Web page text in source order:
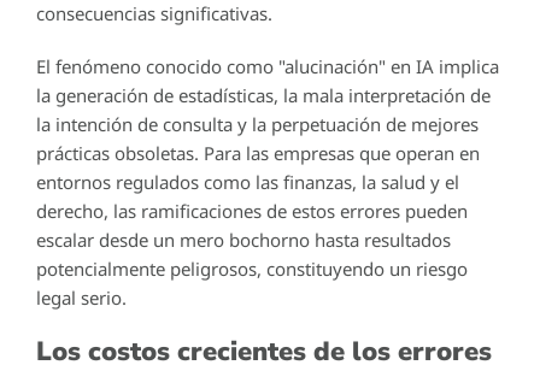
consecuencias significativas.
El fenómeno conocido como "alucinación" en IA implica
la generación de estadísticas, la mala interpretación de
la intención de consulta y la perpetuación de mejores
prácticas obsoletas. Para las empresas que operan en
entornos regulados como las finanzas, la salud y el
derecho, las ramificaciones de estos errores pueden
escalar desde un mero bochorno hasta resultados
potencialmente peligrosos, constituyendo un riesgo
legal serio.
Los costos crecientes de los errores